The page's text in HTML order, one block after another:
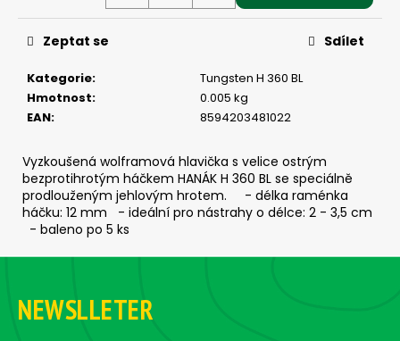
Kategorie:
Tungsten H 360 BL
Hmotnost:
0.005 kg
EAN: 8594203481022
Zeptat se Sdílet
Vyzkoušená wolframová hlavička s velice ostrým
bezprotihrotým háčkem HANÁK H 360 BL se speciálně
prodlouženým jehlovým hrotem. - délka raménka
háčku: 12 mm - ideální pro nástrahy o délce: 2 - 3,5 cm
- baleno po 5 ks
o
p
u
č
j
e
m
e
-
5
Z
NEWSLLETER